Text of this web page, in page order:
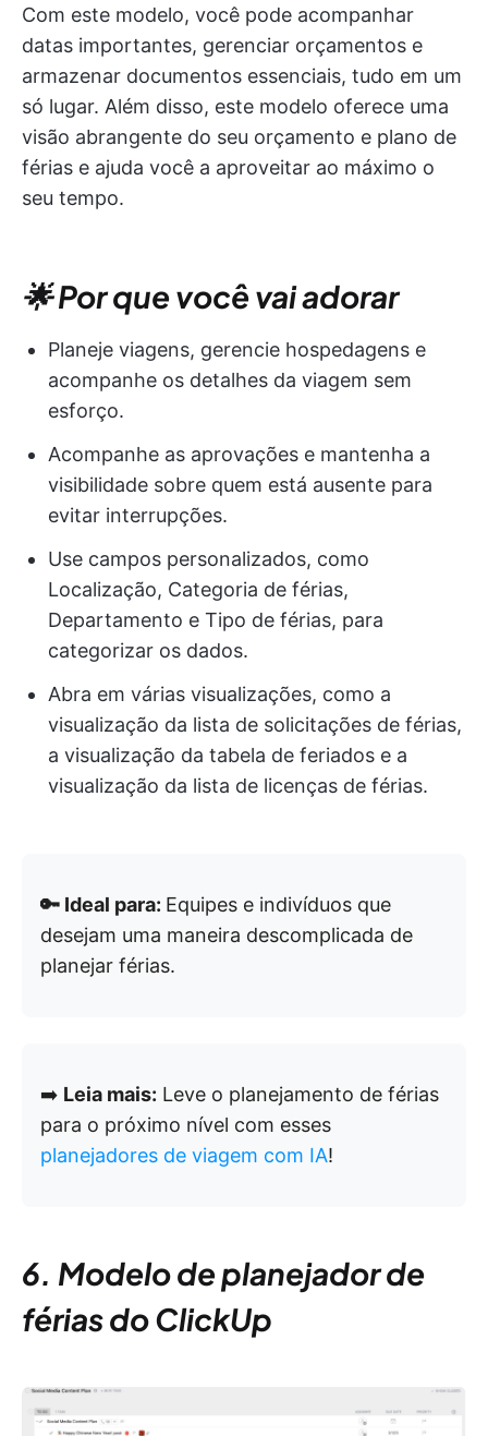
Com este modelo, você pode acompanhar
datas importantes, gerenciar orçamentos e
armazenar documentos essenciais, tudo em um
só lugar. Além disso, este modelo oferece uma
visão abrangente do seu orçamento e plano de
férias e ajuda você a aproveitar ao máximo o
seu tempo.
🌟 Por que você vai adorar
Planeje viagens, gerencie hospedagens e
acompanhe os detalhes da viagem sem
esforço.
Acompanhe as aprovações e mantenha a
visibilidade sobre quem está ausente para
evitar interrupções.
Use campos personalizados, como
Localização, Categoria de férias,
Departamento e Tipo de férias, para
categorizar os dados.
Abra em várias visualizações, como a
visualização da lista de solicitações de férias,
a visualização da tabela de feriados e a
visualização da lista de licenças de férias.
🔑 Ideal para: Equipes e indivíduos que
desejam uma maneira descomplicada de
planejar férias.
➡️ Leia mais: Leve o planejamento de férias
para o próximo nível com esses
planejadores de viagem com IA!
6. Modelo de planejador de
férias do ClickUp